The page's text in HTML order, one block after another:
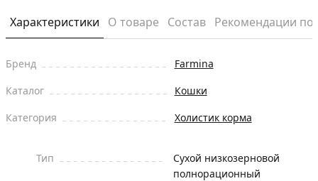
Характеристики О товаре Состав Рекомендации
Бренд
Farmina
Каталог
Кошки
Категория
Холистик корма
Тип
Сухой низкозерновой
полнорационный